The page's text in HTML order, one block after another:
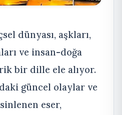
dünyası, aşkları,
ve insan-doğa
bir dille ele alıyor.
güncel olaylar ve
eser,